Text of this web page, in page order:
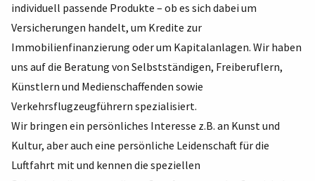
individuell passende Produkte – ob es sich dabei um
Versicherungen handelt, um Kredite zur
Immobilienfinanzierung oder um Kapitalanlagen. Wir haben
uns auf die Beratung von Selbstständigen, Freiberuflern,
Künstlern und Medienschaffenden sowie
Verkehrsflugzeugführern spezialisiert.
Wir bringen ein persönliches Interesse z.B. an Kunst und
Kultur, aber auch eine persönliche Leidenschaft für die
Luftfahrt mit und kennen die speziellen